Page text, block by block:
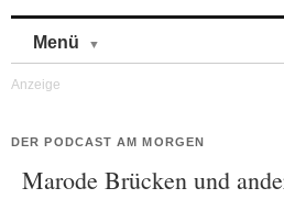
Menü
DER PODCAST AM MORGEN
Marode Brücken und